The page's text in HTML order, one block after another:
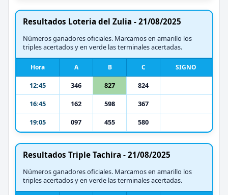
Resultados Loteria del Zulia - 21/08/2025
Números ganadores oficiales. Marcamos en amarillo los
triples acertados y en verde las terminales acertadas.
Hora A B C SIGNO
12:45 346 827
824
16:45
162 598
367
19:05
097 455 580
Resultados Triple Tachira - 21/08/2025
Números ganadores oficiales. Marcamos en amarillo los
triples acertados y en verde las terminales acertadas.